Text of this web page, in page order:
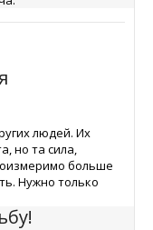
людей. Их
но та сила,
больше
Нужно только